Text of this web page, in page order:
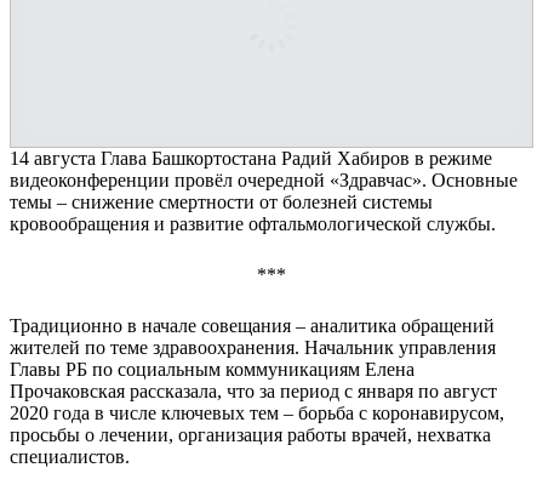
14 августа Глава Башкортостана Радий Хабиров в режиме
видеоконференции провёл очередной «Здравчас». Основные
темы – снижение смертности от болезней системы
кровообращения и развитие офтальмологической службы.
***
Традиционно в начале совещания – аналитика обращений
жителей по теме здравоохранения. Начальник управления
Главы РБ по социальным коммуникациям Елена
Прочаковская рассказала, что за период с января по август
2020 года в числе ключевых тем – борьба с коронавирусом,
просьбы о лечении, организация работы врачей, нехватка
специалистов.